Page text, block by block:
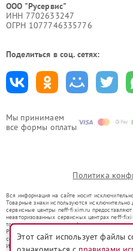
Мы принимаем
все формы оплаты
ООО "Русервис"
ИНН 7702633247
ОГРН 1077746335776
Поделиться в соц. сетях:
Политика
Вся информация на сайте носит
Товарные знаки используются
сервисные центры neff-fixim.ru
неавторизованных сервисных центрах neff-
товарных знаков или их официальными
Ремонт осуществляется для устройств, уже
со статьей 1487 ГК РФ.
Использование товарных знаков не
Этот сайт использует файлы